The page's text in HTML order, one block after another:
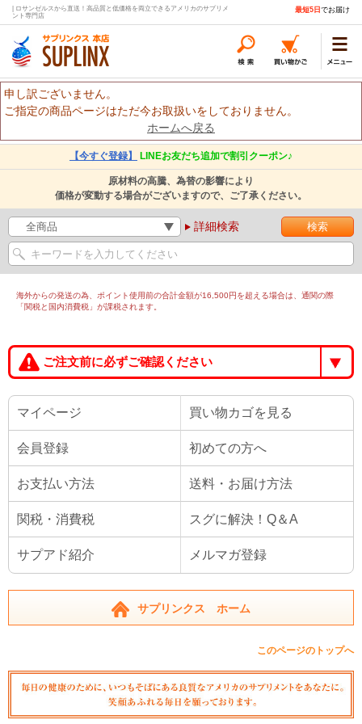
| ロサンゼルスから直送！高品質と低価格を両立できるアメリカのサプリメ
ント専門店
最短5日 でお届け
申し訳ございません。
ご指定の商品ページはただ今お取扱いをしておりません。
ホームへ戻る
【今すぐ登録】 LINEお友だち追加で割引クーポン♪
原材料の高騰、為替の影響により
価格が変動する場合がございますので、ご了承ください。
詳細検索
海外からの発送の為、ポイント使用前の合計金額が16,500円を超える場合は、通関の際
「関税と国内消費税」が課税されます。
ご注文前に必ずご確認ください
マイページ 買い物カゴを見る
会員登録 初めての方へ
お支払い方法 送料・お届け方法
関税・消費税 スグに解決！Q＆A
サプアド紹介 メルマガ登録
サプリンクス ホーム
このページのトップへ